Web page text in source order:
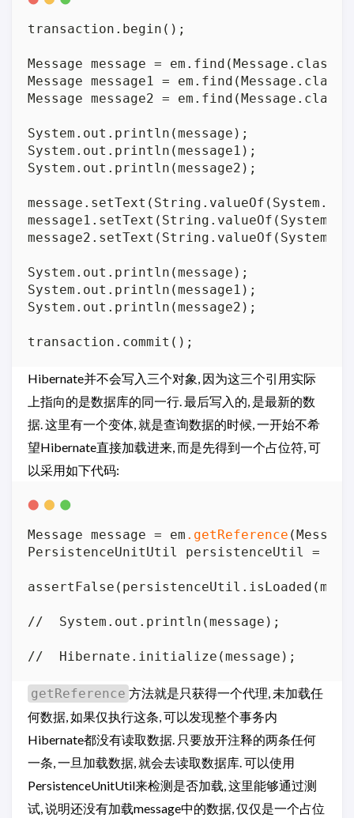
transaction.begin();
Message message = em.find(Message.class,
Message message1 =
Message message2 =
System.out.println(message);
System.out.println(message1);
System.out.println(message2);
System.out.println(message);
System.out.println(message1);
System.out.println(message2);
Hibernate并不会写入三个对象, 因为这三个引用实际
上指向的是数据库的同一行. 最后写入的, 是最新的数
据. 这里有一个变体, 就是查询数据的时候, 一开始不希
望Hibernate直接加载进来, 而是先得到一个占位符, 可
以采用如下代码:
Message message = em .getReference
PersistenceUnitUtil persistenceUtil =
//  System.out.println(message);
getReference 方法就是只获得一个代理, 未加载任
何数据, 如果仅执行这条, 可以发现整个事务内
Hibernate都没有读取数据. 只要放开注释的两条任何
一条, 一旦加载数据, 就会去读取数据库. 可以使用
PersistenceUnitUtil来检测是否加载, 这里能够通过测
试, 说明还没有加载message中的数据, 仅仅是一个占位